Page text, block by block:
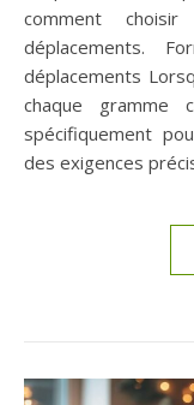
comment
déplacements.
déplacements
chaque gramme
spécifiquement
des exigences